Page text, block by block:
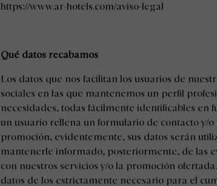
https://www.ar-hotels.com/aviso-legal
Qué datos recabamos
Los datos que nos facilitan los usuarios de
sociales en las que mantenemos un perfil
necesidades, todas fácilmente identificables en
un usuario rellena un formulario de contacto y/
promoción, evidentemente, sus datos serán
mantenerle informado, posteriormente, de las
con nuestros servicios y/o la promoción
datos de los estrictamente necesario para el